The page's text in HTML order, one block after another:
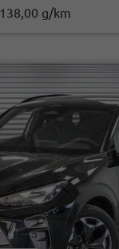
138,00 g/km